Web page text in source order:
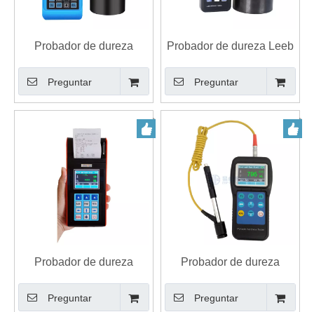
Probador de dureza
portátil de alta precisión
del esclerómetro LEEB
con dispositivo de
Preguntar
Probador de dureza Leeb
portátil con sonda D
Preguntar
Probador de dureza
portátil de la sonda LEEB
D con soporte de pantalla
Preguntar
Probador de dureza
digital de rebote de
pantalla a color con
Preguntar